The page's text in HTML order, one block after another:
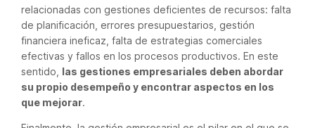
relacionadas con gestiones deficientes de recursos: falta
de planificación, errores presupuestarios, gestión
financiera ineficaz, falta de estrategias comerciales
efectivas y fallos en los procesos productivos. En este
sentido, las gestiones empresariales deben abordar
su propio desempeño y encontrar aspectos en los
que mejorar.